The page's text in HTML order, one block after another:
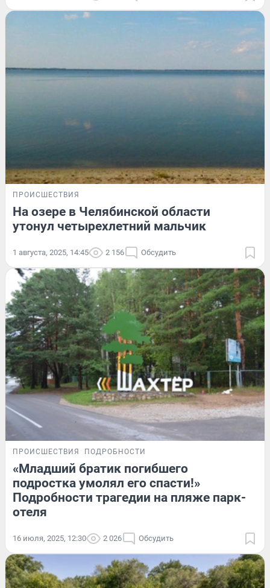
ПРОИСШЕСТВИЯ
На озере в Челябинской области
утонул четырехлетний мальчик
1 августа, 2025, 14:45 2 156 Обсудить
ПРОИСШЕСТВИЯ ПОДРОБНОСТИ
«Младший братик погибшего
подростка умолял его спасти!»
Подробности трагедии на пляже парк-
отеля
16 июля, 2025, 12:30 2 026 Обсудить